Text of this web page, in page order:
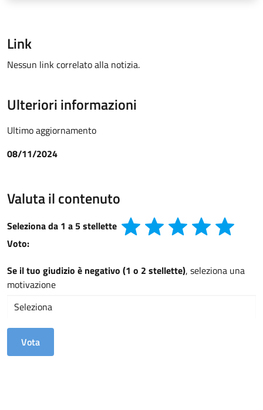
Link
Nessun link correlato alla notizia.
Ulteriori informazioni
Ultimo aggiornamento
08/11/2024
Valuta il contenuto
Seleziona da 1 a 5 stellette
Voto:
Se il tuo giudizio è negativo (1 o 2 stellette), seleziona una
motivazione